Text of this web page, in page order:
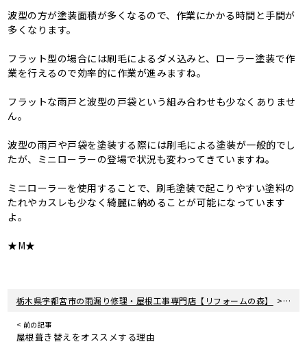
波型の方が塗装面積が多くなるので、作業にかかる時間と手間が
多くなります。
フラット型の場合には刷毛によるダメ込みと、ローラー塗装で作
業を行えるので効率的に作業が進みますね。
フラットな雨戸と波型の戸袋という組み合わせも少なくありませ
ん。
波型の雨戸や戸袋を塗装する際には刷毛による塗装が一般的でし
たが、ミニローラーの登場で状況も変わってきていますね。
ミニローラーを使用することで、刷毛塗装で起こりやすい塗料の
たれやカスレも少なく綺麗に納めることが可能になっています
よ。
★M★
栃木県宇都宮市の雨漏り修理・屋根工事専門店【リフォームの森】 > 新着
< 前の記事
屋根葺き替えをオススメする理由